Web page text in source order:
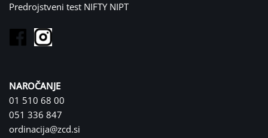
Predrojstveni test NIFTY NIPT
NAROČANJE
01 510 68 00
051 336 847
ordinacija@zcd.si